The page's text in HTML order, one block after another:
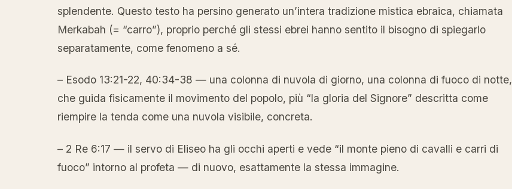
splendente. Questo testo ha persino generato un’intera tradizione mistica ebraica, chiamata
Merkabah (= “carro”), proprio perché gli stessi ebrei hanno sentito il bisogno di spiegarlo
separatamente, come fenomeno a sé.
– Esodo 13:21-22, 40:34-38 — una colonna di nuvola di giorno, una colonna di fuoco di notte,
che guida fisicamente il movimento del popolo, più “la gloria del Signore” descritta come
riempire la tenda come una nuvola visibile, concreta.
– 2 Re 6:17 — il servo di Eliseo ha gli occhi aperti e vede “il monte pieno di cavalli e carri di
fuoco” intorno al profeta — di nuovo, esattamente la stessa immagine.